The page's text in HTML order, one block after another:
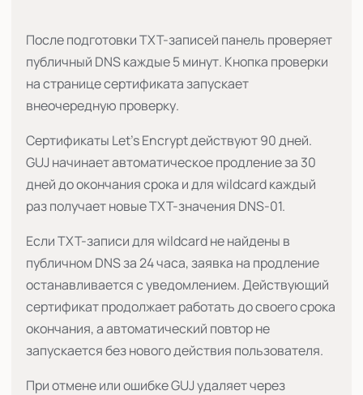
После подготовки TXT-записей панель проверяет
публичный DNS каждые 5 минут. Кнопка проверки
на странице сертификата запускает
внеочередную проверку.
Сертификаты Let's Encrypt действуют 90 дней.
GUJ начинает автоматическое продление за 30
дней до окончания срока и для wildcard каждый
раз получает новые TXT-значения DNS-01.
Если TXT-записи для wildcard не найдены в
публичном DNS за 24 часа, заявка на продление
останавливается с уведомлением. Действующий
сертификат продолжает работать до своего срока
окончания, а автоматический повтор не
запускается без нового действия пользователя.
При отмене или ошибке GUJ удаляет через